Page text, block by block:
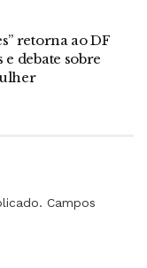
retorna ao DF
e debate sobre
Campos